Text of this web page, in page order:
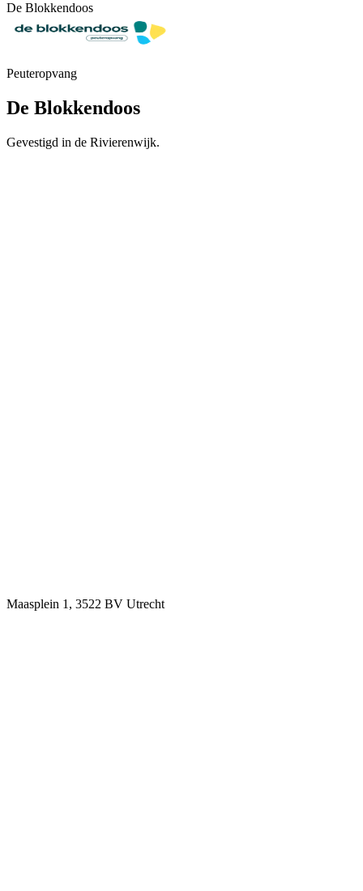
De Blokkendoos
Peuteropvang
De Blokkendoos
Gevestigd in de Rivierenwijk.
Maasplein 1, 3522 BV Utrecht